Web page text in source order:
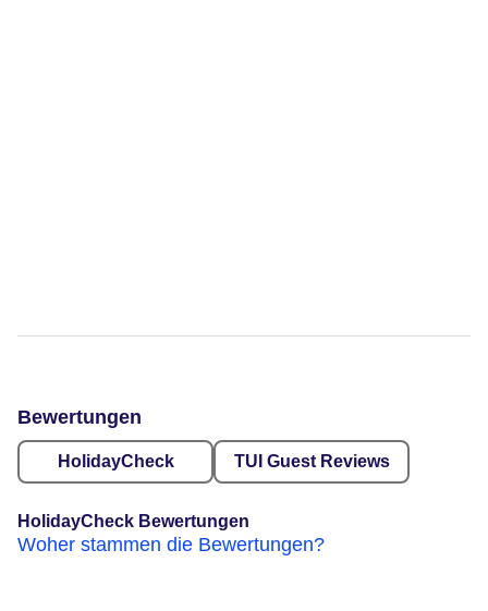
Bewertungen
HolidayCheck TUI Guest Reviews
HolidayCheck Bewertungen
Woher stammen die Bewertungen?